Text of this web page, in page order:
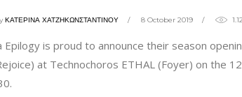
ΚΑΤΕΡΙΝΑ ΧΑΤΖΗΚΩΝΣΤΑΝΤΙΝΟΥ 8 October 2019
Epilogy is proud to announce their season
at Technochoros ETHAL (Foyer) on the